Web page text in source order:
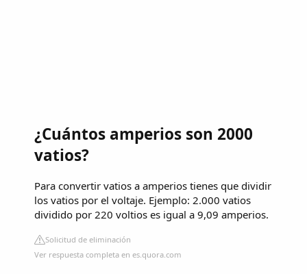
¿Cuántos amperios son 2000
vatios?
Para convertir vatios a amperios tienes que dividir
los vatios por el voltaje. Ejemplo: 2.000 vatios
dividido por 220 voltios es igual a 9,09 amperios.
Solicitud de eliminación
Ver respuesta completa en es.quora.com